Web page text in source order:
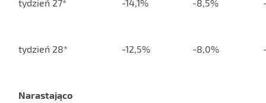
tydzień 27* -14,1% -8,5%
tydzień 28* -12,5% -8,0%
Narastająco